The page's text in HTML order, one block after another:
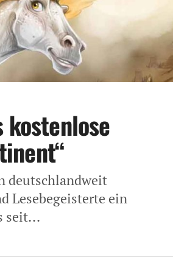
deutschlandweit
Lesebegeisterte ein
seit...